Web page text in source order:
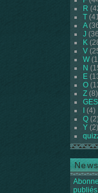
R
T
A
J
K
V
W
N
E
O
Z (8)
(4)
Q
Y (2)